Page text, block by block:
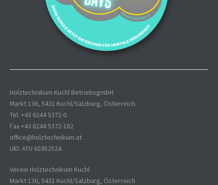
Holztechnikum Kuchl BetriebsgmbH
Markt 136, 5431 Kuchl/Salzburg, Österreich
Tel. +43 6244 5372-0
Fax +43 6244 5372-182
office@holztechnikum.at
UID: ATU 65952524
Verein Holztechnikum Kuchl
Markt 136, 5431 Kuchl/Salzburg, Österreich